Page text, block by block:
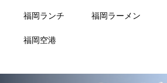
福岡ランチ 福岡ラーメン
福岡空港